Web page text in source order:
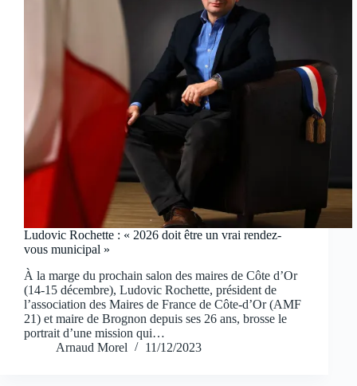
Ludovic Rochette : « 2026 doit être un vrai rendez-
vous municipal »
À la marge du prochain salon des maires de Côte d’Or
(14-15 décembre), Ludovic Rochette, président de
l’association des Maires de France de Côte-d’Or (AMF
21) et maire de Brognon depuis ses 26 ans, brosse le
portrait d’une mission qui…
Arnaud Morel
11/12/2023